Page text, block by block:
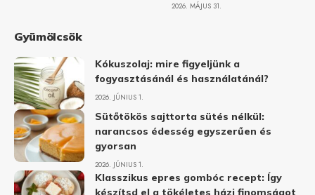
2026. MÁJUS 31.
Gyümölcsök
Kókuszolaj: mire figyeljünk a
fogyasztásánál és használatánál?
2026. JÚNIUS 1.
Sütőtökös sajttorta sütés nélkül:
narancsos édesség egyszerűen és
gyorsan
2026. JÚNIUS 1.
Klasszikus epres gombóc recept: Így